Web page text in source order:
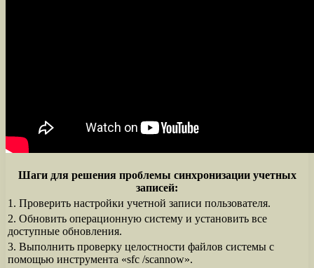
Шаги для решения проблемы синхронизации учетных
записей:
1. Проверить настройки учетной записи пользователя.
2. Обновить операционную систему и установить все
доступные обновления.
3. Выполнить проверку целостности файлов системы с
помощью инструмента «sfc /scannow».